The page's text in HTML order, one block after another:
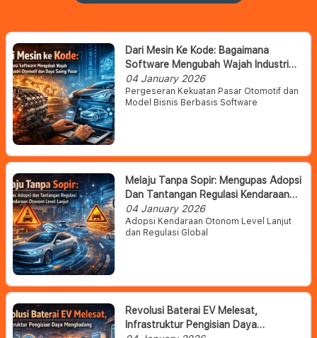
Dari Mesin Ke Kode: Bagaimana
Software Mengubah Wajah Industri
Otomotif Dan Daya Saing Pasar
04 January 2026
Pergeseran Kekuatan Pasar Otomotif dan
Model Bisnis Berbasis Software
Melaju Tanpa Sopir: Mengupas Adopsi
Dan Tantangan Regulasi Kendaraan
Otonom Level Lanjut
04 January 2026
Adopsi Kendaraan Otonom Level Lanjut
dan Regulasi Global
Revolusi Baterai EV Melesat,
Infrastruktur Pengisian Daya